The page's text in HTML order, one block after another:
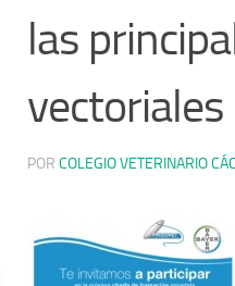
las
vectoriales
POR COLEGIO VETERINARIO